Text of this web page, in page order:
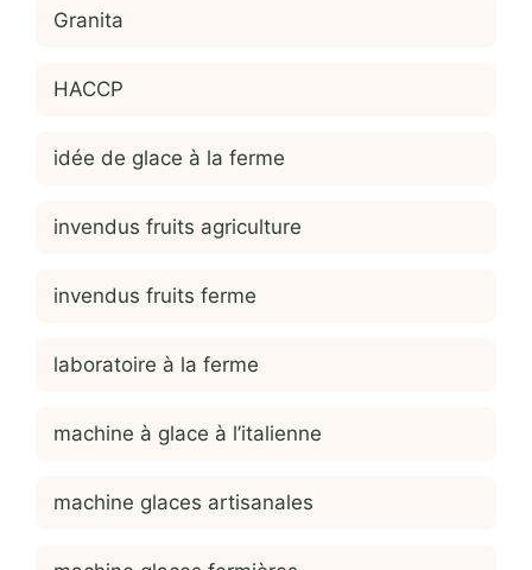
Granita
HACCP
idée de glace à la ferme
invendus fruits agriculture
invendus fruits ferme
laboratoire à la ferme
machine à glace à l’italienne
machine glaces artisanales